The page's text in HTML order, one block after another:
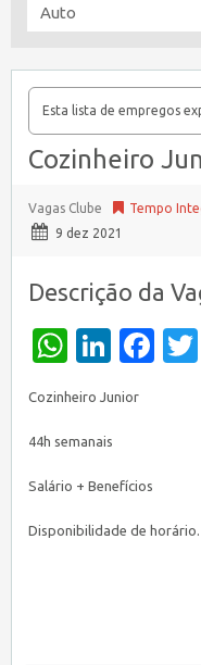
Esta lista de empregos
Cozinheiro
Vagas Clube Tempo
9 dez 2021
Descrição da
Cozinheiro Junior
44h semanais
Salário + Benefícios
Disponibilidade de horário.